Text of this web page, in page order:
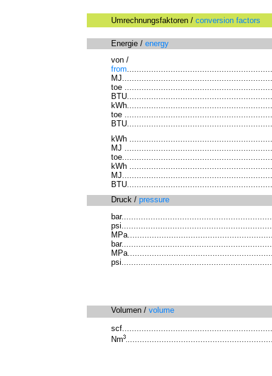
Umrechnungsfaktoren / conversion factors
Energie / energy
von /
from
toe
toe
kWh
MJ
kWh
Druck / pressure
bar
Volumen / volume
scf
Nm